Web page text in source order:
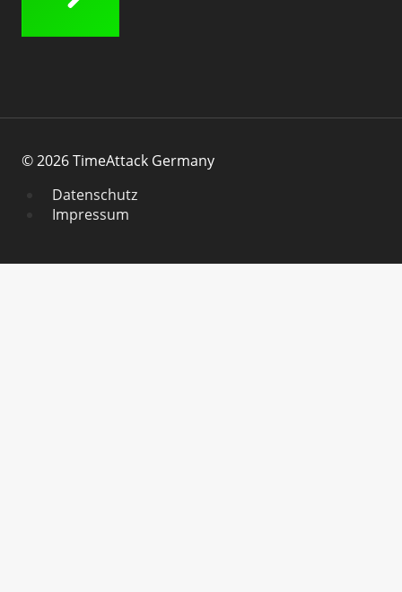
© 2026 TimeAttack Germany
Datenschutz
Impressum